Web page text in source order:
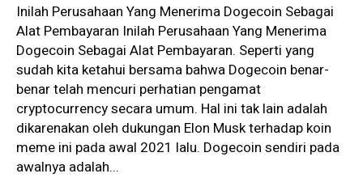
Inilah Perusahaan Yang Menerima Dogecoin Sebagai
Alat Pembayaran Inilah Perusahaan Yang Menerima
Dogecoin Sebagai Alat Pembayaran. Seperti yang
sudah kita ketahui bersama bahwa Dogecoin benar-
benar telah mencuri perhatian pengamat
cryptocurrency secara umum. Hal ini tak lain adalah
dikarenakan oleh dukungan Elon Musk terhadap koin
meme ini pada awal 2021 lalu. Dogecoin sendiri pada
awalnya adalah...